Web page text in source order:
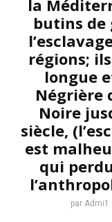
la
butins de
régions;
longue
Négrière
Noire
siècle,
est
qui
par Admi1